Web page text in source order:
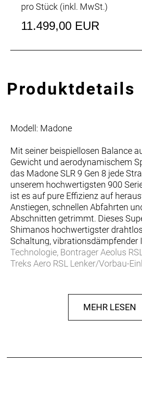
pro Stück (inkl. MwSt.)
11.499,00 EUR
Produktdetails
Modell: Madone
Mit seiner beispiellosen Balance
Gewicht und aerodynamischem
das Madone SLR 9 Gen 8 jede
unserem hochwertigsten 900
ist es auf pure Effizienz auf
Anstiegen, schnellen Abfahrten
Abschnitten getrimmt. Dieses
Shimanos hochwertigster
Schaltung, vibrationsdämpfender
Technologie, Bontrager Aeolus
Treks Aero RSL Lenker/Vorbau-
… du nur eines im Kopf hast:
idealerweise gewinnen). Dafür
MEHR LESEN